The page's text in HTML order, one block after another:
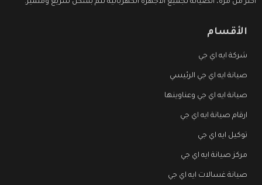
اكثر من مرة، الصيانة لجميع الاجهزة الكهربائية تتم بشكل سريع ومتميز.
الأقسام
شركة ايه اي جي
صيانة ايه اي جي الرئيسي
صيانة ايه اي جي وعناوينها
ارقام صيانة ايه اي جي
توكيل ايه اي جي
مركز صيانة ايه اي جي
صيانة غسالات ايه اي جي